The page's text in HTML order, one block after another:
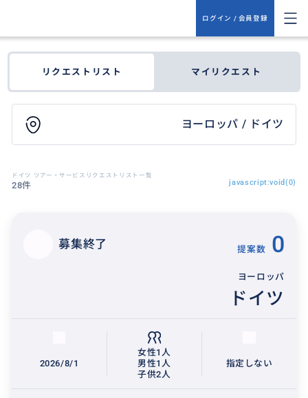
ログイン / 会員登録
リクエストリスト マイリクエスト
ヨーロッパ / ドイツ
ドイツ ツアー・サービスリクエストリスト一覧
28件 javascript:void(0)
募集終了 提案数 0
ヨーロッパ
ドイツ
2026/8/1
女性1人
男性1人
子供2人
指定しない